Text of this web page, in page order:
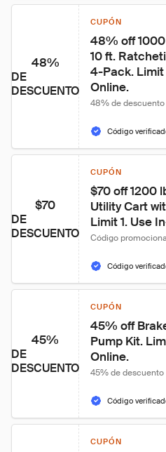
48%
DE
DESCUENTO
CUPÓN
48% off 1000
10 ft.
4-Pack.
Online.
48% de descuento
Código
$70
DE
DESCUENTO
CUPÓN
$70 off 1200
Utility Cart
Limit 1. Use
Código
Código
45%
DE
DESCUENTO
CUPÓN
45% off
Pump Kit.
Online.
45% de descuento
Código
CUPÓN